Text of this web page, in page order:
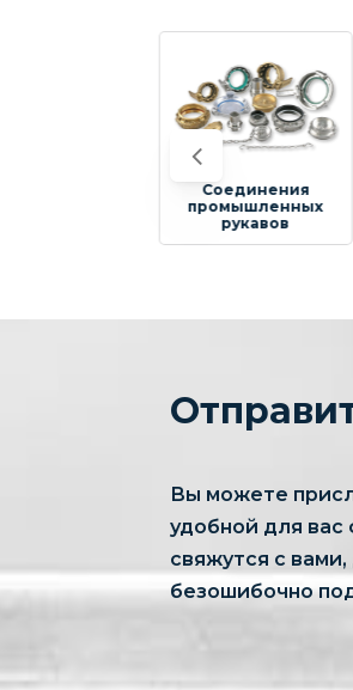
Вы можете
удобной для
свяжутся с
безошибочно